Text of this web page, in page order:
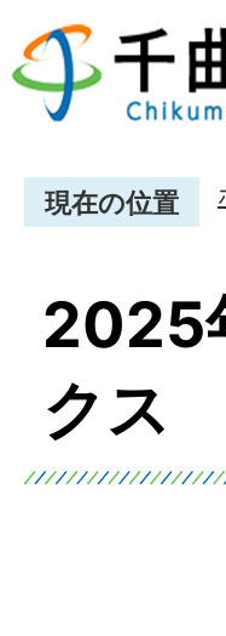
現在の位置
2025
クス